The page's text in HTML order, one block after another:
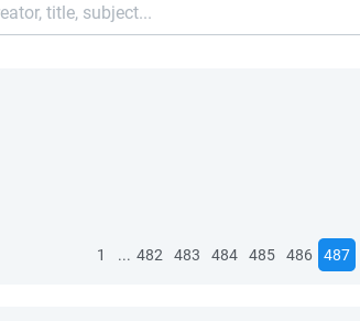
1 ... 482 483 484 485 486 487